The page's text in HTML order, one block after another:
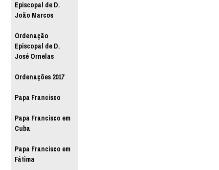
Episcopal de D.
João Marcos
Ordenação
Episcopal de D.
José Ornelas
Ordenações 2017
Papa Francisco
Papa Francisco em
Cuba
Papa Francisco em
Fátima